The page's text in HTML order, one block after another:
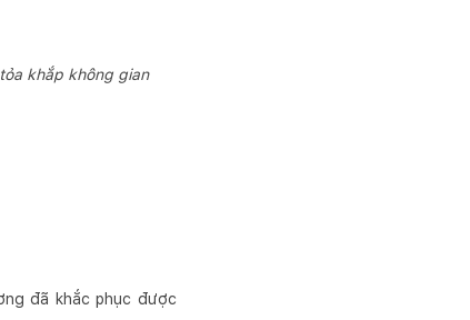
khắp không gian
đã khắc phục được